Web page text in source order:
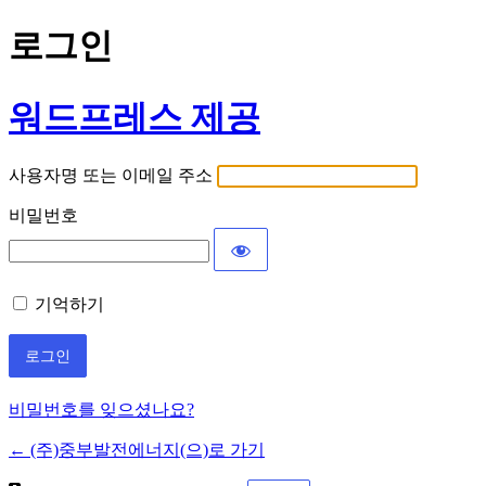
로그인
워드프레스 제공
사용자명 또는 이메일 주소
비밀번호
기억하기
비밀번호를 잊으셨나요?
← (주)중부발전에너지(으)로 가기